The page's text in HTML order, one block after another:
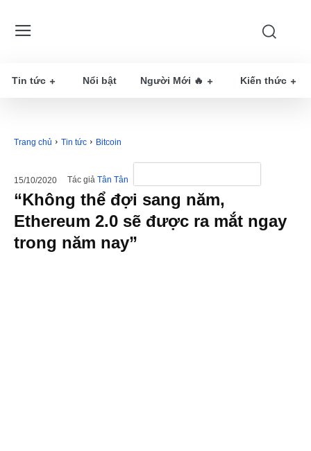
Tin tức Nổi bật Người Mới 🔥 Kiến thức
Trang chủ Tin tức Bitcoin
15/10/2020 Tác giả Tân Tân
“Không thể đợi sang năm,
Ethereum 2.0 sẽ được ra mắt ngay
trong năm nay”